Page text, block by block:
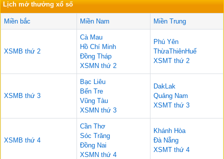
Lịch mở thưởng xổ số
Miền bắc Miền Nam Miền Trung
XSMB thứ 2
Cà Mau
Hồ Chí Minh
Đồng Tháp
XSMN thứ 2
Phú Yên
ThừaThiênHuế
XSMT thứ 2
XSMB thứ 3
Bạc Liêu
Bến Tre
Vũng Tàu
XSMN thứ 3
DakLak
Quảng Nam
XSMT thứ 3
XSMB thứ 4
Cần Thơ
Sóc Trăng
Đồng Nai
XSMN thứ 4
Khánh Hòa
Đà Nẵng
XSMT thứ 4